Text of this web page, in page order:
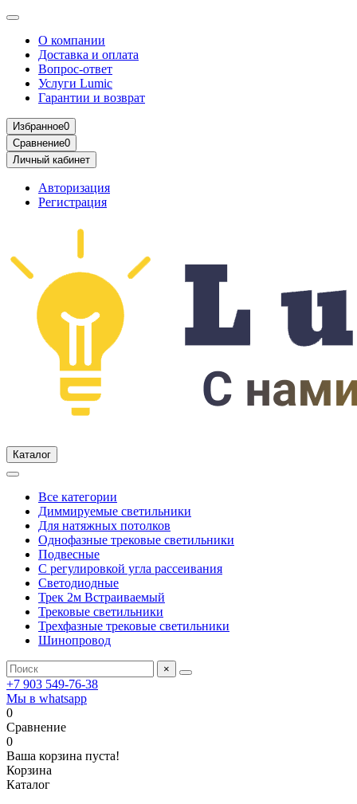
О компании
Доставка и оплата
Вопрос-ответ
Услуги Lumic
Гарантии и возврат
Избранное0
Сравнение0
Личный кабинет
Авторизация
Регистрация
Каталог
Все категории
Диммируемые светильники
Для натяжных потолков
Однофазные трековые светильники
Подвесные
С регулировкой угла рассеивания
Светодиодные
Трек 2м Встраиваемый
Трековые светильники
Трехфазные трековые светильники
Шинопровод
×
+7 903 549-76-38
Мы в whatsapp
0
Сравнение
0
Ваша корзина пуста!
Корзина
Каталог